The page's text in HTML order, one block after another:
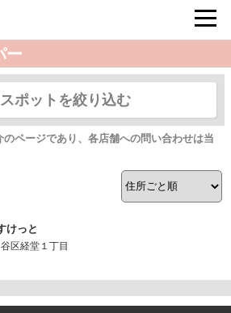
ー
スポットを絞り込む
ページであり、各店舗への問い合わせは当
けっと
区経堂１丁目